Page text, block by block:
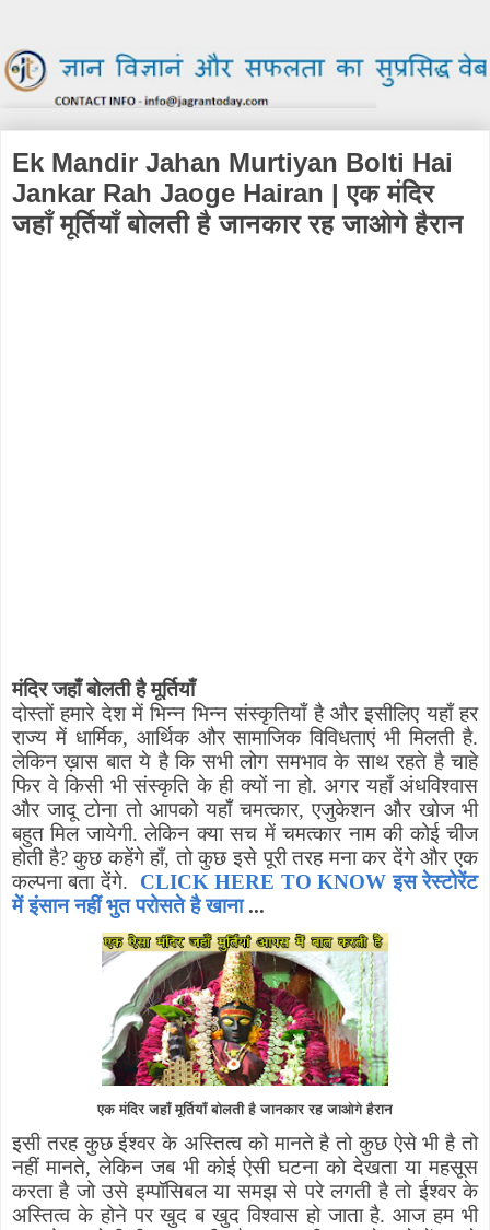
Ek Mandir Jahan Murtiyan Bolti Hai
Jankar Rah Jaoge Hairan | एक मंदिर
जहाँ मूर्तियाँ बोलती है जानकार रह जाओगे हैरान
मंदिर जहाँ बोलती है मूर्तियाँ
दोस्तों हमारे देश में भिन्न भिन्न संस्कृतियाँ है और इसीलिए यहाँ हर
राज्य में धार्मिक, आर्थिक और सामाजिक विविधताएं भी मिलती है.
लेकिन ख़ास बात ये है कि सभी लोग समभाव के साथ रहते है चाहे
फिर वे किसी भी संस्कृति के ही क्यों ना हो. अगर यहाँ अंधविश्वास
और जादू टोना तो आपको यहाँ चमत्कार,एजुकेशन और खोज भी
बहुत मिल जायेगी. लेकिन क्या सच में चमत्कार नाम की कोई चीज
होती है?कुछ कहेंगे हाँ,तो कुछ इसे पूरी तरह मना कर देंगे और एक
कल्पना बता देंगे. CLICK HERE TO KNOW इस रेस्टोरेंट
में इंसान नहीं भुत परोसते है खाना...
एक मंदिर जहाँ मूर्तियाँ बोलती है जानकार रह जाओगे हैरान
इसी तरह कुछ ईश्वर के अस्तित्व को मानते है तो कुछ ऐसे भी है तो
नहीं मानते, लेकिन जब भी कोई ऐसी घटना को देखता या महसूस
करता है जो उसे इम्पॉसिबल या समझ से परे लगती है तो ईश्वर के
अस्तित्व के होने पर खुद ब खुद विश्वास हो जाता है. आज हम भी